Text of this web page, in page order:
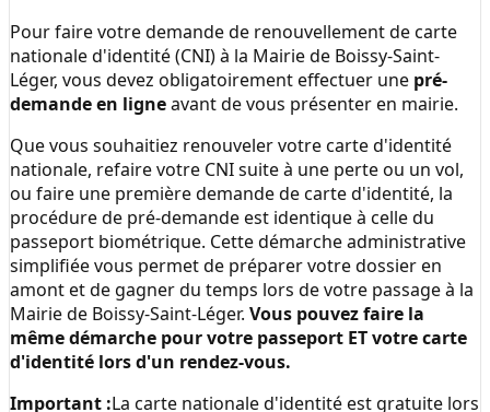
Pour faire votre demande de renouvellement de carte
nationale d'identité (CNI) à la Mairie de Boissy-Saint-
Léger, vous devez obligatoirement effectuer une pré-
demande en ligneavant de vous présenter en mairie.
Que vous souhaitiez renouveler votre carte d'identité
nationale, refaire votre CNI suite à une perte ou un vol,
ou faire une première demande de carte d'identité, la
procédure de pré-demande est identique à celle du
passeport biométrique. Cette démarche administrative
simplifiée vous permet de préparer votre dossier en
amont et de gagner du temps lors de votre passage à la
Mairie de Boissy-Saint-Léger. Vous pouvez faire la
même démarche pour votre passeport ET votre carte
d'identité lors d'un rendez-vous.
Important :La carte nationale d'identité est gratuite lors